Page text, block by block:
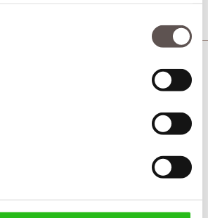
Productinformatie